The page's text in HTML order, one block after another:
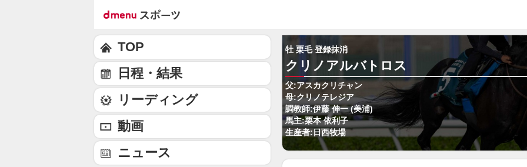
牡 栗毛 登録抹消
クリノアルバトロス
父:アスカクリチャン
母:クリノテレジア
調教師:伊藤 伸一 (美浦)
馬主:栗本 依利子
生産者:日西牧場
TOP
日程・結果
リーディング
動画
ニュース